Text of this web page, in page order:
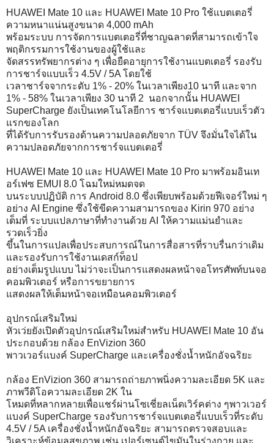
HUAWEI Mate 10 และ HUAWEI Mate 10 Pro ใช้แบตเตอรี่
ความหนาแน่นสูงขนาด 4,000 mAh
พร้อมระบบ การจัดการแบตเตอรี่ที่ชาญฉลาดที่สามารถเข้าใจ
พฤติกรรมการใช้งานของผู้ใช้และ
จัดสรรทรัพยากรต่าง ๆ เพื่อยืดอายุการใช้งานแบตเตอรี่ รองรับ
การชาร์จแบบเร็ว 4.5V / 5A โดยใช้
เวลาชาร์จจากระดับ 1% - 20% ในเวลาเพียง10 นาที และจาก
1% - 58% ในเวลาเพียง 30 นาที 2 นอกจากนั้น HUAWEI
SuperCharge ยังเป็นเทคโนโลยีการ ชาร์จแบตเตอรี่แบบเร็วตัว
แรกของโลก
ที่ได้รับการรับรองด้านความปลอดภัยจาก TÜV จึงมั่นใจได้ใน
ความปลอดภัยจากการชาร์จแบตเตอรี่
HUAWEI Mate 10 และ HUAWEI Mate 10 Pro มาพร้อมอินเท
อร์เฟซ EMUI 8.0 โฉมใหม่หมดจด
บนระบบปฏิบัติ การ Android 8.0 ซึ่งเพียบพร้อมด้วยฟีเจอร์ใหม่ ๆ
อย่าง AI Engine ซึ่งใช้ขีดความสามารถของ Kirin 970 อย่าง
เต็มที่ ระบบแปลภาษาที่ทำงานด้วย AI ให้ความแม่นยำและ
รวดเร็วยิ่ง
ขึ้นในการแปลเพื่อประสบการณ์ในการสื่อสารที่ราบรื่นกว่าเดิม
และรองรับการใช้งานเดสก์ท็อป
อย่างเต็มรูปแบบ ไม่ว่าจะเป็นการแสดงผลหน้าจอโทรศัพท์บนจอ
คอมพิวเตอร์ หรือการขยายการ
แสดงผลให้เต็มหน้าจอเหมือนคอมพิวเตอร์
อุปกรณ์เสริมใหม่
หัวเว่ยยังเปิดตัวอุปกรณ์เสริมใหม่สำหรับ HUAWEI Mate 10 อัน
ประกอบด้วย กล้อง EnVizion 360
พาวเวอร์แบงค์ SuperCharge และเครื่องชั่งน้ำหนักอัจฉริยะ
กล้อง EnVizion 360 สามารถถ่ายภาพนิ่งความละเอียด 5K และ
ภาพวีดิโอความละเอียด 2K ใน
โหมดที่หลากหลายเพื่อแชร์ผ่านโซเชี่ยลเน็ตเวิร์คต่าง ๆพาวเวอร์
แบงค์ SuperCharge รองรับการชาร์จแบตเตอรี่แบบเร็วที่ระดับ
4.5V / 5A เครื่องชั่งน้ำหนักอัจฉริยะ สามารถตรวจสอบและ
วิเคราะห์ข้อมูลสุขภาพ เช่น เปอร์เซนต์ไขมันในร่างกาย และ